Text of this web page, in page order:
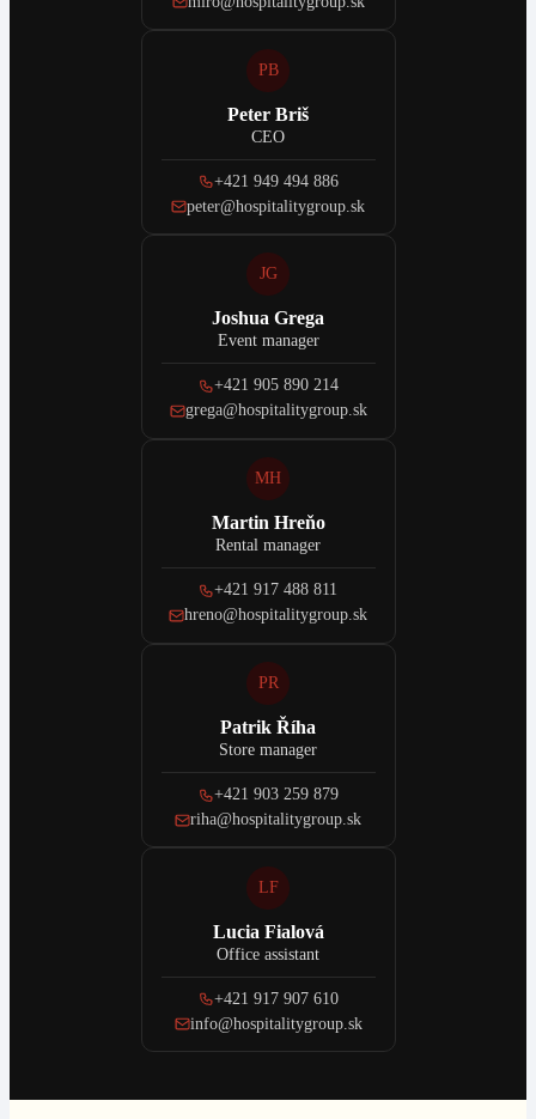
PB
Peter Briš
CEO
+421 949 494 886
peter@hospitalitygroup.sk
JG
Joshua Grega
Event manager
+421 905 890 214
grega@hospitalitygroup.sk
MH
Martin Hreňo
Rental manager
+421 917 488 811
hreno@hospitalitygroup.sk
PR
Patrik Říha
Store manager
+421 903 259 879
riha@hospitalitygroup.sk
LF
Lucia Fialová
Office assistant
+421 917 907 610
info@hospitalitygroup.sk